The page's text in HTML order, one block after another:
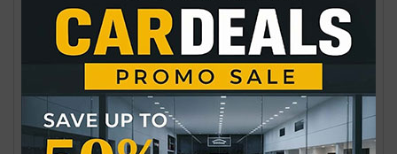
জিএমএসএস’র নির্বাচন সেপ্টেম্বরে, ৬ সদস্যের
নির্বাচন কমিশন গঠন
# জেলা কমিটিগুলোকে ১৫ জুলাইয়ের মধ্যে
ভোটার তালিকা জমার নির্দেশ নিজস্ব প্রতিবেদক
বৃহত্তর ময়মনসিংহ...
স্বাধীন সম্পাদকীয় ঐক্যের আহ্বান সম্পাদকদের
নিজস্ব প্রতিবেদক স্বাধীন, নিরপেক্ষ ও দায়িত্বশীল